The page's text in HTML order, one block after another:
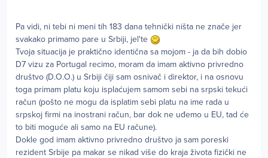
Pa vidi, ni tebi ni meni tih 183 dana tehnički ništa ne znače jer
svakako primamo pare u Srbiji, jel'te
Tvoja situacija je praktično identična sa mojom - ja da bih dobio
D7 vizu za Portugal recimo, moram da imam aktivno privredno
društvo (D.O.O.) u Srbiji čiji sam osnivač i direktor, i na osnovu
toga primam platu koju isplaćujem samom sebi na srpski tekući
račun (pošto ne mogu da isplatim sebi platu na ime rada u
srpskoj firmi na inostrani račun, bar dok ne uđemo u EU, tad će
to biti moguće ali samo na EU račune).
Dokle god imam aktivno privredno društvo ja sam poreski
rezident Srbije pa makar se nikad više do kraja života fizički ne